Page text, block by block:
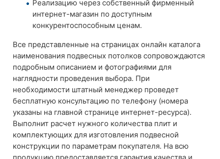
Реализацию через собственный фирменный
интернет-магазин по доступным
конкурентоспособным ценам.
Все представленные на страницах онлайн каталога
наименования подвесных потолков сопровождаются
подробным описанием и фотографиями для
наглядности проведения выбора. При
необходимости штатный менеджер проведет
бесплатную консультацию по телефону (номера
указаны на главной странице интернет-ресурса).
Выполнит расчет нужного количества плит и
комплектующих для изготовления подвесной
конструкции по параметрам покупателя. На всю